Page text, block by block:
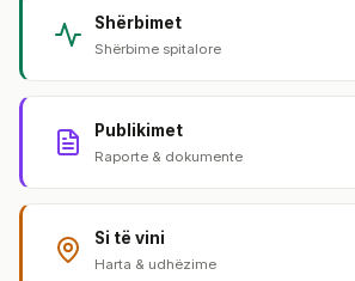
Shërbimet
Shërbime spitalore
Publikimet
Raporte & dokumente
Si të vini
Harta & udhëzime